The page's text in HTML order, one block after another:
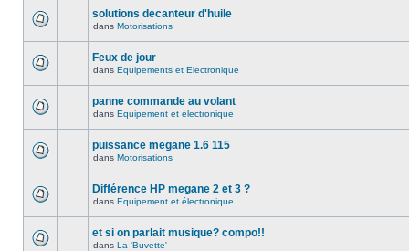
solutions decanteur d'huile
dans Motorisations
Feux de jour
dans Equipements et Electronique
panne commande au volant
dans Equipement et électronique
puissance megane 1.6 115
dans Motorisations
Différence HP megane 2 et 3 ?
dans Equipement et électronique
et si on parlait musique? compo!!
dans La 'Buvette'